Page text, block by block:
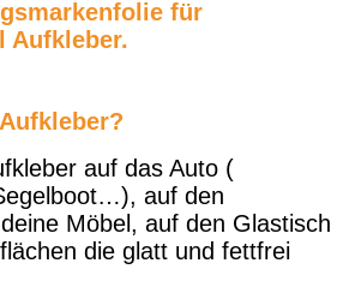
für
Aufkleber.
auf das Auto (
auf den
Möbel, auf den Glastisch
die glatt und fettfrei